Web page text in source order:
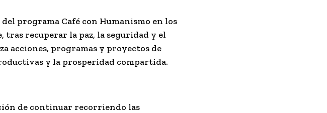
programa Café con Humanismo en los
tras recuperar la paz, la seguridad y el
acciones, programas y proyectos de
y la prosperidad compartida.
de continuar recorriendo las